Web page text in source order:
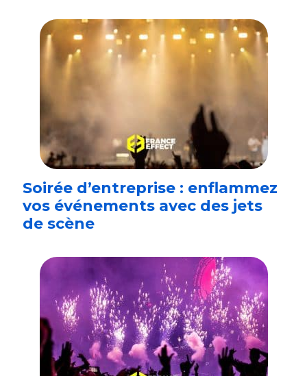
Soirée d’entreprise : enflammez
vos événements avec des jets
de scène